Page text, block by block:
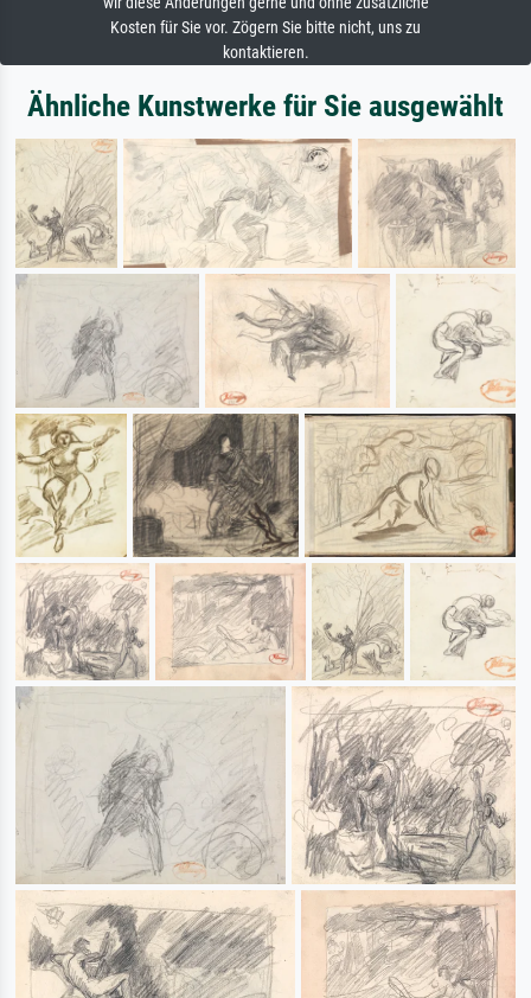
Kosten für Sie vor. Zögern Sie bitte nicht, uns zu
kontaktieren.
Ähnliche Kunstwerke für Sie ausgewählt